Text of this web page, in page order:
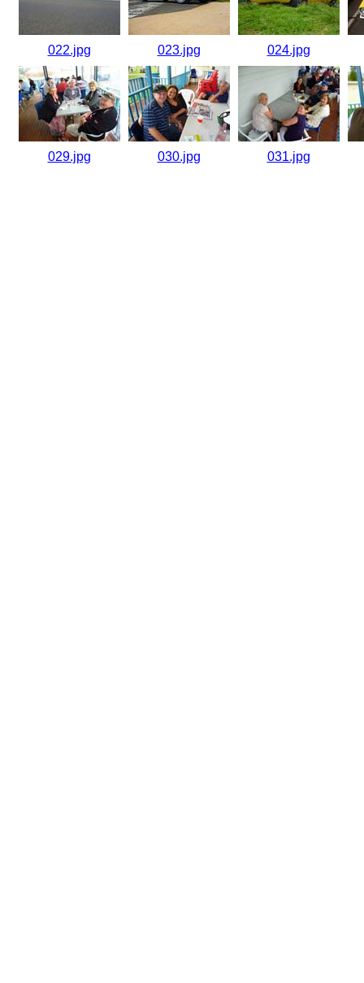
022.jpg 023.jpg 024.jpg
029.jpg 030.jpg 031.jpg